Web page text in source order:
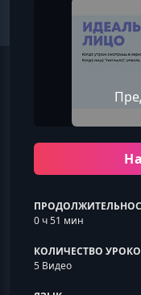
0 ч 51 мин
КОЛИЧЕСТВО
5 Видео